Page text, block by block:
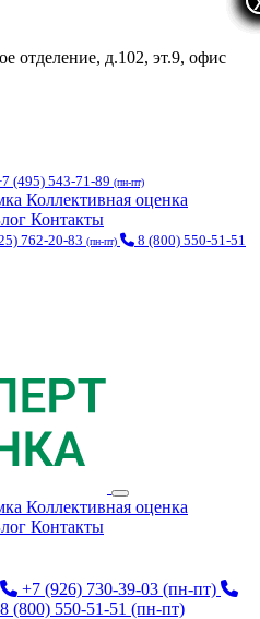
отделение, д.102, эт.9, офис
(495) 543-71-89 (пн-пт)
Коллективная оценка
Контакты
762-20-83 (пн-пт) 8 (800) 550-51-51
Коллективная оценка
Контакты
+7 (926) 730-39-03 (пн-пт)
8 (800) 550-51-51 (пн-пт)